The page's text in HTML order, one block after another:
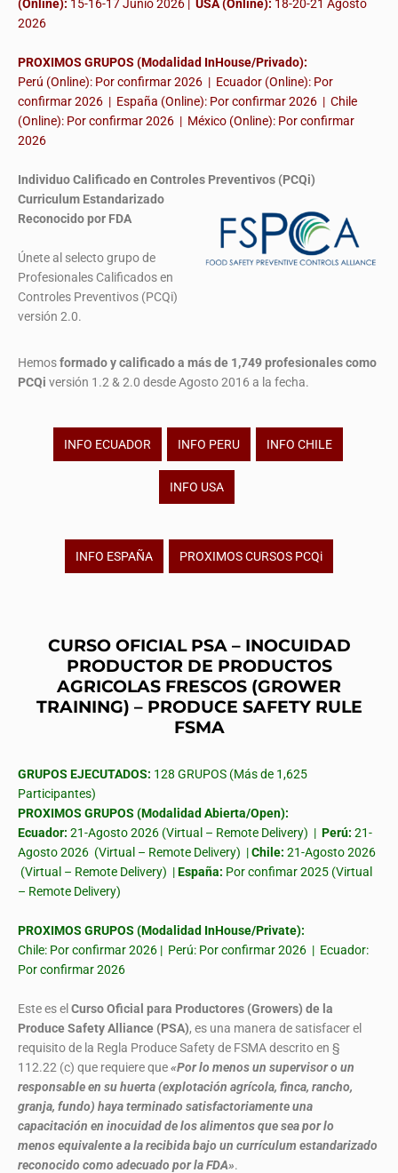
(Online): 15-16-17 Junio 2026 | USA (Online): 18-20-21 Agosto
2026
PROXIMOS GRUPOS (Modalidad InHouse/Privado):
Perú (Online): Por confirmar 2026 | Ecuador (Online): Por
confirmar 2026 | España (Online): Por confirmar 2026 | Chile
(Online): Por confirmar 2026 | México (Online): Por confirmar
2026
Individuo Calificado en Controles Preventivos (PCQi)
Curriculum Estandarizado
Reconocido por FDA
Únete al selecto grupo de
Profesionales Calificados en
Controles Preventivos (PCQi)
versión 2.0.
Hemosformado y calificado a más de 1,749 profesionalescomo
PCQi versión 1.2 & 2.0 desde Agosto 2016 a la fecha.
INFO ECUADOR INFO PERU INFO CHILE
INFO USA
INFO ESPAÑA PROXIMOS CURSOS PCQi
CURSO OFICIAL PSA – INOCUIDAD
PRODUCTOR DE PRODUCTOS
AGRICOLAS FRESCOS (GROWER
TRAINING) – PRODUCE SAFETY RULE
FSMA
GRUPOS EJECUTADOS: 128 GRUPOS (Más de 1,625
Participantes)
PROXIMOS GRUPOS (Modalidad Abierta/Open):
Ecuador: 21-Agosto 2026 (Virtual – Remote Delivery) | Perú: 21-
Agosto 2026 (Virtual – Remote Delivery) |Chile: 21-Agosto 2026
(Virtual – Remote Delivery) |España: Por confimar 2025 (Virtual
– Remote Delivery)
PROXIMOS GRUPOS (Modalidad InHouse/Private):
Chile: Por confirmar 2026 | Perú: Por confirmar 2026 | Ecuador:
Por confirmar 2026
Este es elCurso Oficial para Productores (Growers) de la
Produce Safety Alliance (PSA), es una manera de satisfacer el
requisito de la Regla Produce Safety de FSMA descrito en §
112.22 (c) que requiere que«Por lo menos un supervisor o un
responsable en su huerta (explotación agrícola, finca, rancho,
granja, fundo) haya terminado satisfactoriamente una
capacitación en inocuidad de los alimentos que sea por lo
menos equivalente a la recibida bajo un currículum estandarizado
reconocido como adecuado por la FDA».